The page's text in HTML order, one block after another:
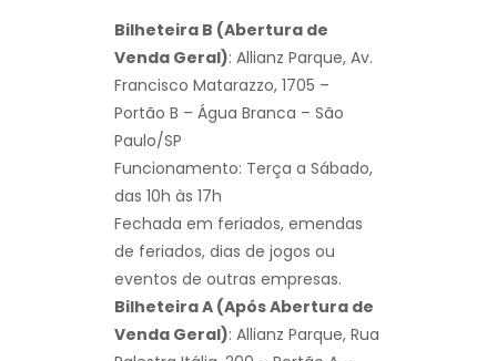
Bilheteira B (Abertura de
Venda Geral): Allianz Parque, Av.
Francisco Matarazzo, 1705 –
Portão B – Água Branca – São
Paulo/SP
Funcionamento: Terça a Sábado,
das 10h às 17h
Fechada em feriados, emendas
de feriados, dias de jogos ou
eventos de outras empresas.
Bilheteira A (Após Abertura de
Venda Geral): Allianz Parque, Rua